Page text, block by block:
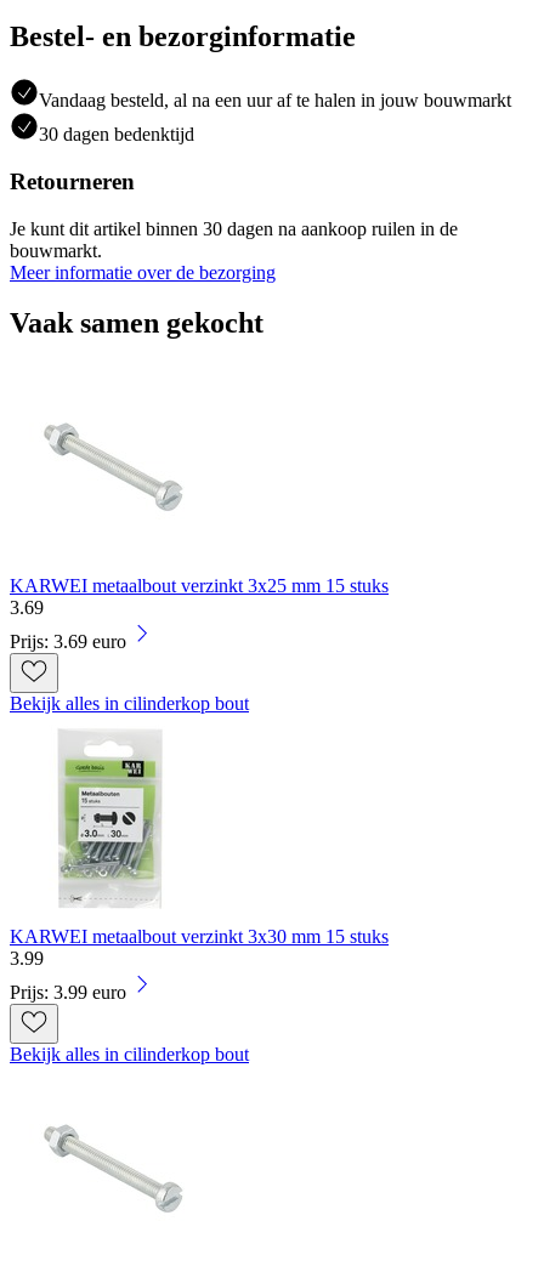
Bestel- en bezorginformatie
Vandaag besteld, al na een uur af te halen in jouw bouwmarkt
30 dagen bedenktijd
Retourneren
Je kunt dit artikel binnen 30 dagen na aankoop ruilen in de
bouwmarkt.
Meer informatie over de bezorging
Vaak samen gekocht
KARWEI metaalbout verzinkt 3x25 mm 15 stuks
3.69
Prijs: 3.69 euro
Bekijk alles in cilinderkop bout
KARWEI metaalbout verzinkt 3x30 mm 15 stuks
3.99
Prijs: 3.99 euro
Bekijk alles in cilinderkop bout